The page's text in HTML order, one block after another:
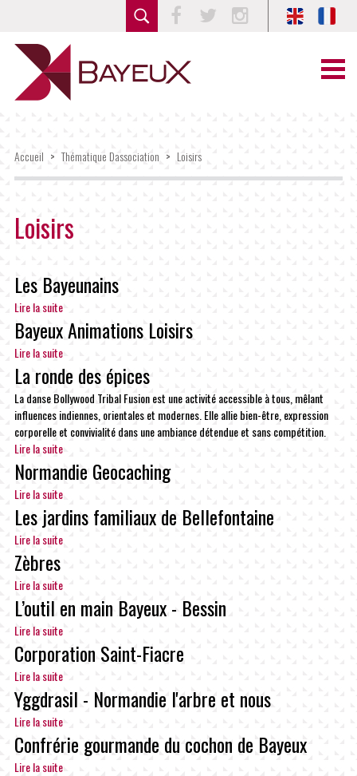
Accueil > Thématique Dassociation > Loisirs
Loisirs
Les Bayeunains
Lire la suite
Bayeux Animations Loisirs
Lire la suite
La ronde des épices
La danse Bollywood Tribal Fusion est une activité accessible à tous, mêlant
influences indiennes, orientales et modernes. Elle allie bien-être, expression
corporelle et convivialité dans une ambiance détendue et sans compétition.
Lire la suite
Normandie Geocaching
Lire la suite
Les jardins familiaux de Bellefontaine
Lire la suite
Zèbres
Lire la suite
L’outil en main Bayeux - Bessin
Lire la suite
Corporation Saint-Fiacre
Lire la suite
Yggdrasil - Normandie l'arbre et nous
Lire la suite
Confrérie gourmande du cochon de Bayeux
Lire la suite